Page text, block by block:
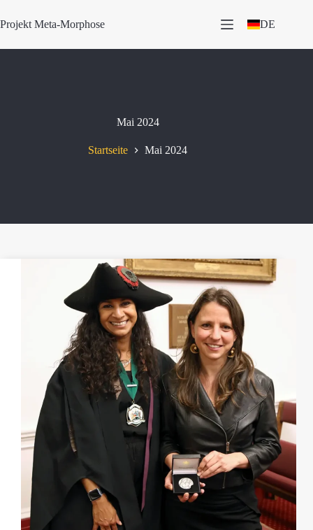
Inhalt
springen
Projekt Meta-Morphose DE
Mai 2024
Startseite Mai 2024